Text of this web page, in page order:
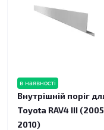
в наявності
Внутрішній поріг
Toyota RAV4 III
2010)